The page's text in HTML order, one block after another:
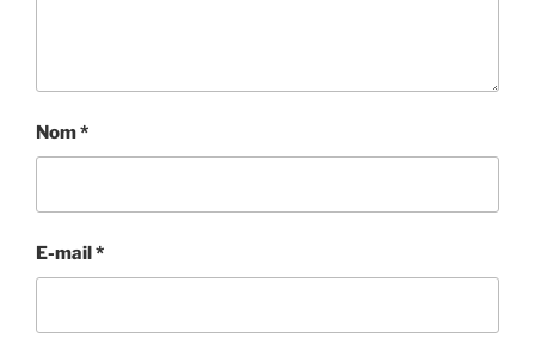
Nom*
E-mail *